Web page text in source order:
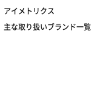
アイメトリクス
主な取り扱いブランド一覧